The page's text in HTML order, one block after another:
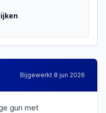
Bijgewerkt 8 jun 2026
gun met